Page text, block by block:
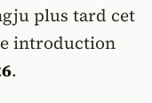
plus tard cet
introduction
.